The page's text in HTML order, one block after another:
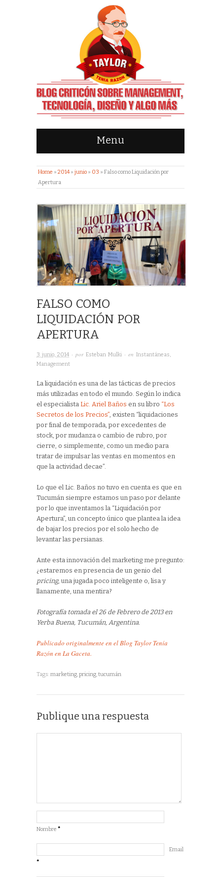
Menu
Home » 2014 » junio » 03 » Falso como Liquidación por
Apertura
FALSO COMO
LIQUIDACIÓN POR
APERTURA
3 junio, 2014 · por Esteban Mulki · en Instantáneas,
Management
La liquidación es una de las tácticas de precios
más utilizadas en todo el mundo. Según lo indica
el especialista Lic. Ariel Baños en su libro “Los
Secretos de los Precios” , existen “liquidaciones
por final de temporada, por excedentes de
stock, por mudanza o cambio de rubro, por
cierre, o simplemente, como un medio para
tratar de impulsar las ventas en momentos en
que la actividad decae”.
Lo que el Lic. Baños no tuvo en cuenta es que en
Tucumán siempre estamos un paso por delante
por lo que inventamos la “Liquidación por
Apertura”, un concepto único que plantea la idea
de bajar los precios por el solo hecho de
levantar las persianas.
Ante esta innovación del marketing me pregunto:
¿estaremos en presencia de un genio del
pricing, una jugada poco inteligente o, lisa y
llanamente, una mentira?
Fotografía tomada el 26 de Febrero de 2013 en
Yerba Buena, Tucumán, Argentina.
Publicado originalmente en el Blog Taylor Tenía
Razón en La Gaceta.
Tags:marketing,pricing,tucumán
Publique una respuesta
Nombre *
Email
*